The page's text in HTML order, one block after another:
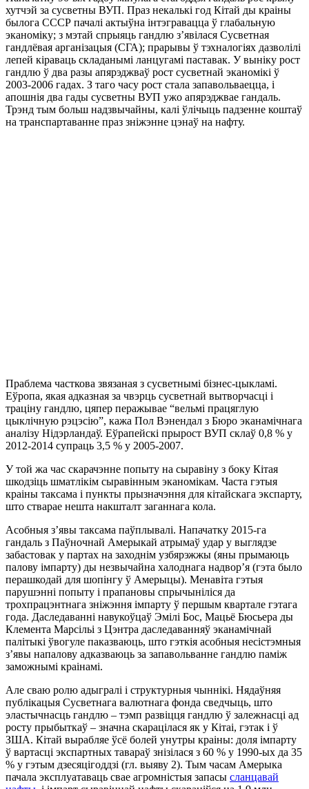
хутчэй за сусветны ВУП. Праз некалькі год Кітай ды краіны
былога СССР пачалі актыўна інтэгравацца ў глабальную
эканоміку; з мэтай спрыяць гандлю з’явілася Сусветная
гандлёвая арганізацыя (СГА); прарывы ў тэхналогіях дазволілі
лепей кіраваць складанымі ланцугамі паставак. У выніку рост
гандлю ў два разы апярэджваў рост сусветнай эканомікі ў
2003-2006 гадах. З таго часу рост стала запавольваецца, і
апошнія два гады сусветны ВУП ужо апярэджвае гандаль.
Трэнд тым больш надзвычайны, калі ўлічыць падзенне коштаў
на транспартаванне праз зніжэнне цэнаў на нафту.
Праблема часткова звязаная з сусветнымі бізнес-цыкламі.
Еўропа, якая адказная за чвэрць сусветнай вытворчасці і
траціну гандлю, цяпер перажывае “вельмі працяглую
цыклічную рэцэсію”, кажа Пол Вэнендал з Бюро эканамічнага
аналізу Нідэрландаў. Еўрапейскі прырост ВУП склаў 0,8 % у
2012-2014 супраць 3,5 % у 2005-2007.
У той жа час скарачэнне попыту на сыравіну з боку Кітая
шкодзіць шматлікім сыравінным эканомікам. Часта гэтыя
краіны таксама і пункты прызначэння для кітайскага экспарту,
што стварае нешта накшталт заганнага кола.
Асобныя з’явы таксама паўплывалі. Напачатку 2015-га
гандаль з Паўночнай Амерыкай атрымаў удар у выглядзе
забастовак у партах на заходнім узбярэжжы (яны прымаюць
палову імпарту) ды незвычайна халоднага надвор’я (гэта было
перашкодай для шопінгу ў Амерыцы). Менавіта гэтыя
парушэнні попыту і прапановы спрычыніліся да
трохпрацэнтнага зніжэння імпарту ў першым квартале гэтага
года. Даследаванні навукоўцаў Эмілі Бос, Мацьё Бюсьера ды
Клемента Марсільі з Цэнтра даследаванняў эканамічнай
палітыкі ўвогуле паказваюць, што гэткія асобныя несістэмныя
з’явы напалову адказваюць за запавольванне гандлю паміж
заможнымі краінамі.
Але сваю ролю адыгралі і структурныя чыннікі. Нядаўняя
публікацыя Сусветнага валютнага фонда сведчыць, што
эластычнасць гандлю – тэмп развіцця гандлю ў залежнасці ад
росту прыбыткаў – значна скарацілася як у Кітаі, гэтак і ў
ЗША. Кітай вырабляе ўсё болей унутры краіны: доля імпарту
ў вартасці экспартных тавараў знізілася з 60 % у 1990-ых да 35
% у гэтым дзесяцігоддзі (гл. выяву 2). Тым часам Амерыка
пачала эксплуатаваць свае агромністыя запасы сланцавай